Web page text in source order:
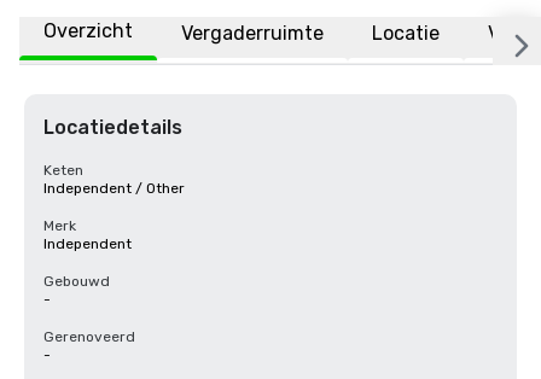
Overzicht Vergaderruimte Locatie
Locatiedetails
Keten
Independent / Other
Merk
Independent
Gebouwd
-
Gerenoveerd
-